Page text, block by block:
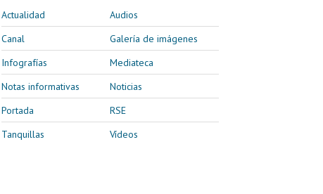
Actualidad
Audios
Canal
Galería de imágenes
Infografías
Mediateca
Notas informativas
Noticias
Portada
RSE
Tanquillas
Vídeos